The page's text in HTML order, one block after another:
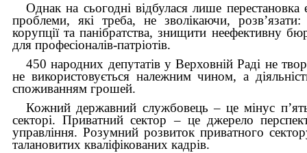
Однак на сьогодні відбулася лише
проблеми, які треба, не зволікаючи,
корупції та панібратства, знищити неефективну
для професіоналів-патріотів.
450 народних депутатів у Верховній Раді не
не використовується належним чином, а
споживанням грошей.
Кожний державний службовець – це мінус
секторі. Приватний сектор – це джерело
управління. Розумний розвиток приватного
талановитих кваліфікованих кадрів.